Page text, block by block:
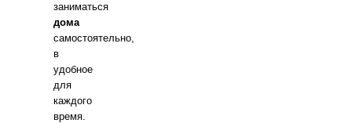
заниматься
дома
самостоятельно,
в
удобное
для
каждого
время.